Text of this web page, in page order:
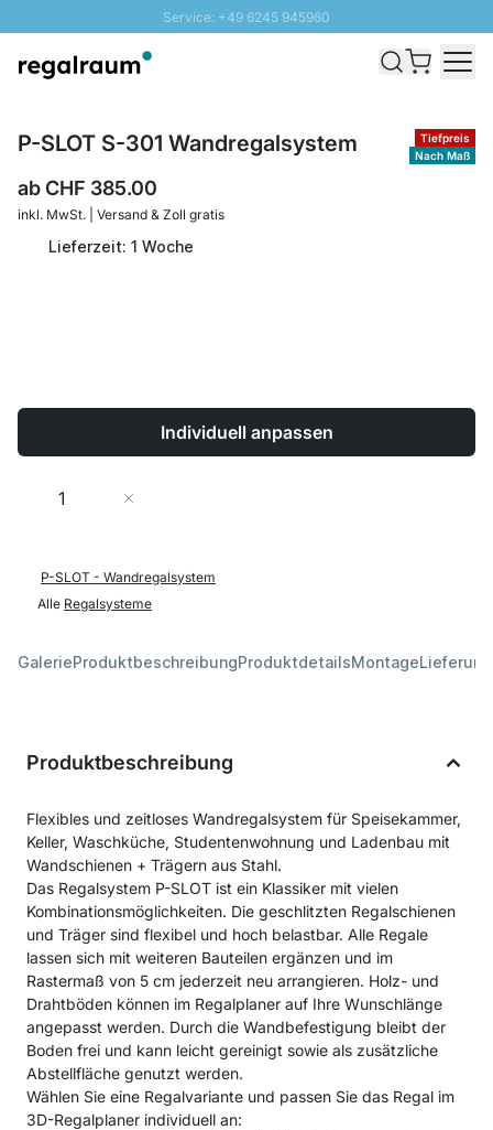
Service: +49 6245 945960
Versand & Zoll gratis ab 300 CHF
Tiefpreis
Nach Maß
P-SLOT S-301 Wandregalsystem
abCHF 385.00
inkl. MwSt. | Versand & Zoll gratis
Lieferzeit: 1 Woche
Individuell anpassen
Menge
P-SLOT - Wandregalsystem
Alle Regalsysteme
GalerieProduktbeschreibungProduktdetailsMontage
Produktbeschreibung
Flexibles und zeitloses Wandregalsystem für Speisekammer,
Keller, Waschküche, Studentenwohnung und Ladenbau mit
Wandschienen + Trägern aus Stahl.
Das Regalsystem P-SLOT ist ein Klassiker mit vielen
Kombinationsmöglichkeiten. Die geschlitzten Regalschienen
und Träger sind flexibel und hoch belastbar. Alle Regale
lassen sich mit weiteren Bauteilen ergänzen und im
Rastermaß von 5 cm jederzeit neu arrangieren. Holz- und
Drahtböden können im Regalplaner auf Ihre Wunschlänge
angepasst werden. Durch die Wandbefestigung bleibt der
Boden frei und kann leicht gereinigt sowie als zusätzliche
Abstellfläche genutzt werden.
Wählen Sie eine Regalvariante und passen Sie das Regal im
3D-Regalplaner individuell an: